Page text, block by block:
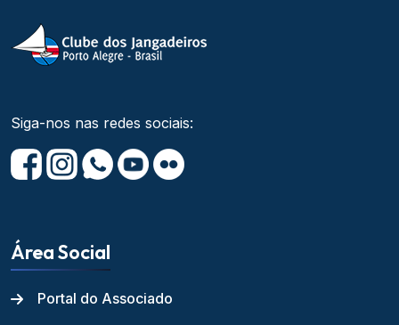
Siga-nos nas redes sociais:
Área Social
Portal do Associado